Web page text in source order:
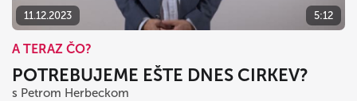
11.12.2023 5:12
A TERAZ ČO?
POTREBUJEME EŠTE DNES CIRKEV?
s Petrom Herbeckom